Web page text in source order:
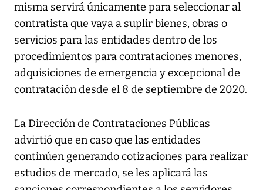
misma servirá únicamente para seleccionar al
contratista que vaya a suplir bienes, obras o
servicios para las entidades dentro de los
procedimientos para contrataciones menores,
adquisiciones de emergencia y excepcional de
contratación desde el 8 de septiembre de 2020.
La Dirección de Contrataciones Públicas
advirtió que en caso que las entidades
continúen generando cotizaciones para realizar
estudios de mercado, se les aplicará las